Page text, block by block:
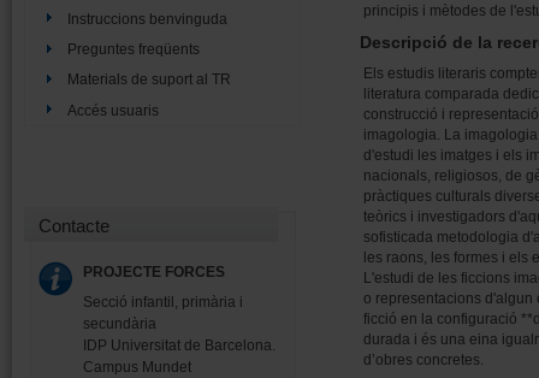
Instruccions benvinguda
Preguntes freqüents
Materials de suport al TR
Accés usuaris
Contacte
PROJECTE FORCES
Secció infantil, primària i
secundària
IDP Universitat de Barcelona.
Campus Mundet
principis i mètodes de
Descripció de la
Els estudis literaris
literatura comparada
construcció i
imagologia. La
d'estudi les imatges i els
nacionals, religiosos, de
pràctiques culturals
teòrics i investigadors
sofisticada metodologia
les raons, les formes i els
L'estudi de les ficcions
o representacions d'algun
ficció en la configuració
durada i és una eina
d’obres concretes.